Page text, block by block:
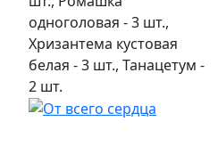
одноголовая - 3 шт.,
Хризантема кустовая
белая - 3 шт., Танацетум -
2 шт.